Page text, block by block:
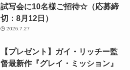
試写会に10名様ご招待☆（応募締
切：8月12日）
2026.7.27
【プレゼント】ガイ・リッチー監
督最新作『グレイ・ミッション』